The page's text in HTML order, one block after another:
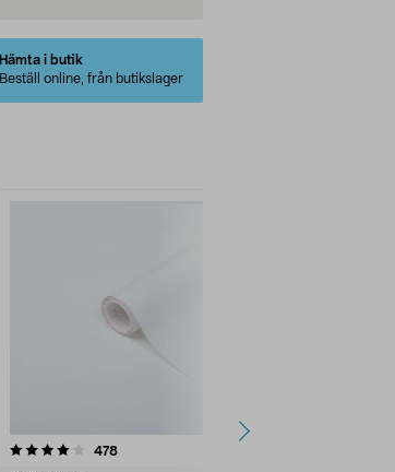
Hämta i butik
Beställ online, från butikslager
478recensioner
4.5 av 5 stjärnor